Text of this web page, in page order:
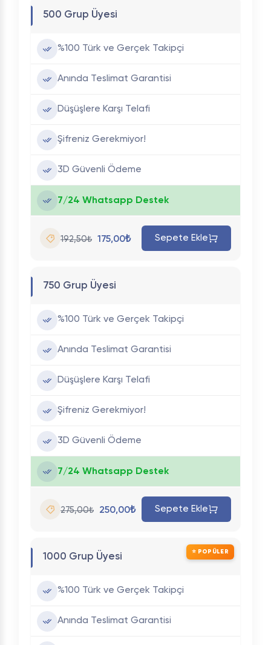
500 Grup Üyesi
%100 Türk ve Gerçek Takipçi
Anında Teslimat Garantisi
Düşüşlere Karşı Telafi
Şifreniz Gerekmiyor!
3D Güvenli Ödeme
7/24 Whatsapp Destek
192,50₺ 175,00₺ Sepete Ekle
750 Grup Üyesi
%100 Türk ve Gerçek Takipçi
Anında Teslimat Garantisi
Düşüşlere Karşı Telafi
Şifreniz Gerekmiyor!
3D Güvenli Ödeme
7/24 Whatsapp Destek
275,00₺ 250,00₺ Sepete Ekle
⭐ POPÜLER
1000 Grup Üyesi
%100 Türk ve Gerçek Takipçi
Anında Teslimat Garantisi